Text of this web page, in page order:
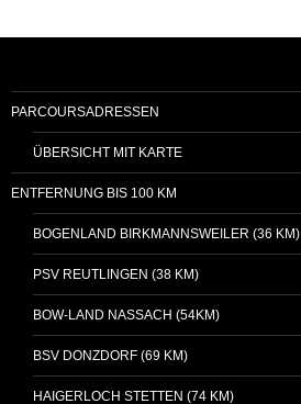
PARCOURSADRESSEN
ÜBERSICHT MIT KARTE
ENTFERNUNG BIS 100 KM
BOGENLAND BIRKMANNSWEILER (36 KM)
PSV REUTLINGEN (38 KM)
BOW-LAND NASSACH (54KM)
BSV DONZDORF (69 KM)
HAIGERLOCH STETTEN (74 KM)